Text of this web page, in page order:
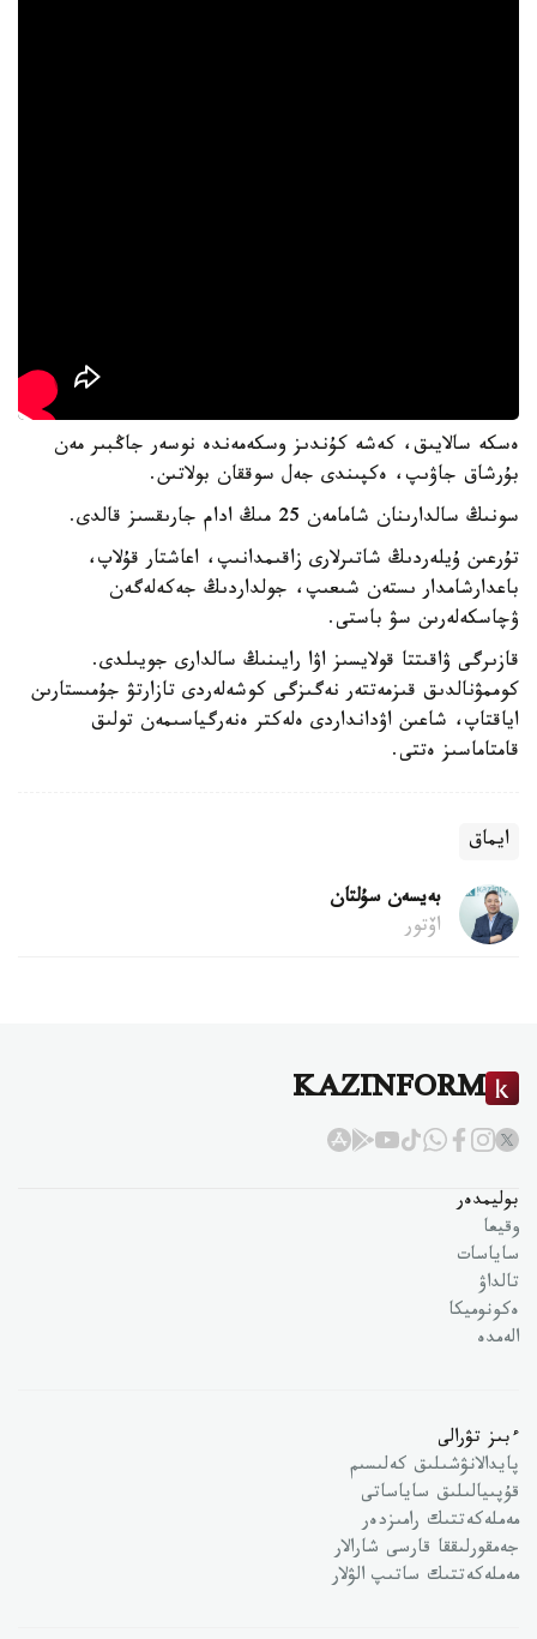
ەسكە سالايىق، كەشە كۇندىز وسكەمەندە نوسەر جاڭبىر مەن
بۇرشاق جاۋىپ، ەكپىندى جەل سوققان بولاتىن.
سونىڭ سالدارىنان شامامەن 25 مىڭ ادام جارىقسىز قالدى.
تۇرعىن ۇيلەردىڭ شاتىرلارى زاقىمدانىپ، اعاشتار قۇلاپ،
باعدارشامدار ىستەن شىعىپ، جولداردىڭ جەكەلەگەن
ۋچاسكەلەرىن سۋ باستى.
قازىرگى ۋاقىتتا قولايسىز اۋا رايىنىڭ سالدارى جويىلدى.
كوممۋنالدىق قىزمەتتەر نەگىزگى كوشەلەردى تازارتۋ جۇمىستارىن
اياقتاپ، شاعىن اۋدانداردى ەلەكتر ەنەرگياسىمەن تولىق
قامتاماسىز ەتتى.
ايماق
بەيسەن سۇلتان
اۆتور
KAZINFORM
بوليمدەر
وقيعا
ساياسات
تالداۋ
ەكونوميكا
الەمدە
ءبىز تۋرالى
پايدالانۋشىلىق كەلىسىم
قۇپىيالىلىق ساياساتى
مەملەكەتتىك رامىزدەر
جەمقورلىققا قارسى شارالار
مەملەكەتتىك ساتىپ الۋلار